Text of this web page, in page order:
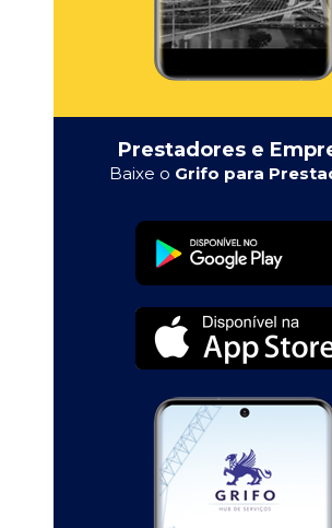
Prestadores e
Baixe o Grifo para